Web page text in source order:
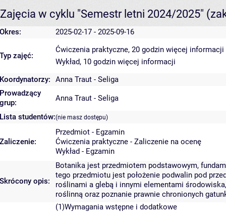
Zajęcia w cyklu "Semestr letni 2024/2025"
Okres: 2025-02-17 - 2025-09-16
Typ zajęć:
Ćwiczenia praktyczne, 20 godzin więcej informacji
Wykład, 10 godzin więcej informacji
Koordynatorzy:
Anna Traut - Seliga
Prowadzący
grup:
Anna Traut - Seliga
Lista studentów:(nie masz dostępu)
Zaliczenie:
Przedmiot - Egzamin
Ćwiczenia praktyczne - Zaliczenie na ocenę
Wykład - Egzamin
Skrócony opis:
Botanika jest przedmiotem podstawowym,
tego przedmiotu jest położenie podwalin pod
roślinami a glebą i innymi elementami
roślinną oraz poznanie prawnie chronionych
(1)Wymagania wstępne i dodatkowe